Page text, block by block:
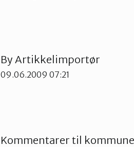
By Artikkelimportør
09.06.2009 07:21
Kommentarer til